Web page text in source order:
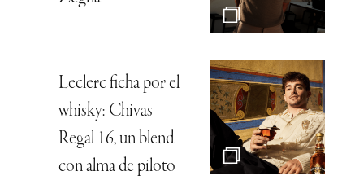
Leclerc ficha por el
whisky: Chivas
Regal 16, un blend
con alma de piloto